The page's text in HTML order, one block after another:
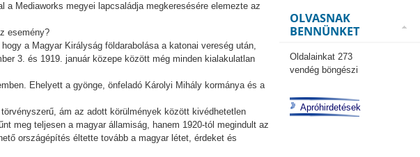
a Mediaworks megyei lapcsaládja megkeresésére elemezte az
esemény?
a Magyar Királyság földarabolása a katonai vereség után,
3. és 1919. január közepe között még minden kialakulatlan
Ehelyett a gyönge, önfeladó Károlyi Mihály kormánya és a
ám az adott körülmények között kivédhetetlen
meg teljesen a magyar államiság, hanem 1920-tól megindult az
országépítés éltette tovább a magyar létet, érdeket és
OLVASNAK
BENNÜNKET
Oldalainkat 273
vendég böngészi
Apróhirdetések